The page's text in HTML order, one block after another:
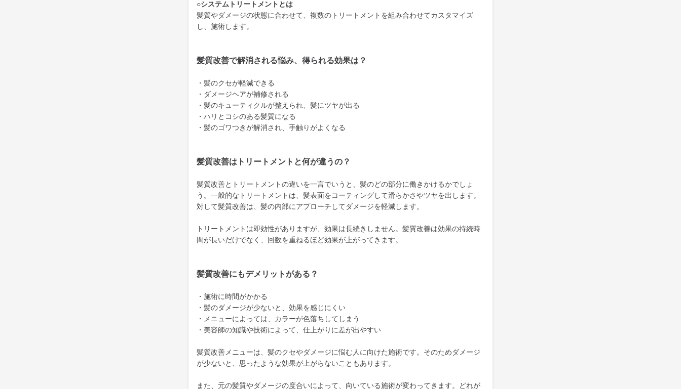
○システムトリートメントとは
髪質やダメージの状態に合わせて、複数のトリートメントを組み合わせてカスタマイズ
し、施術します。
髪質改善で解消される悩み、得られる効果は？
・髪のクセが軽減できる
・ダメージヘアが補修される
・髪のキューティクルが整えられ、髪にツヤが出る
・ハリとコシのある髪質になる
・髪のゴワつきが解消され、手触りがよくなる
髪質改善はトリートメントと何が違うの？
髪質改善とトリートメントの違いを一言でいうと、髪のどの部分に働きかけるかでしょ
う。一般的なトリートメントは、髪表面をコーティングして滑らかさやツヤを出します。
対して髪質改善は、髪の内部にアプローチしてダメージを軽減します。
トリートメントは即効性がありますが、効果は長続きしません。髪質改善は効果の持続時
間が長いだけでなく、回数を重ねるほど効果が上がってきます。
髪質改善にもデメリットがある？
・施術に時間がかかる
・髪のダメージが少ないと、効果を感じにくい
・メニューによっては、カラーが色落ちしてしまう
・美容師の知識や技術によって、仕上がりに差が出やすい
髪質改善メニューは、髪のクセやダメージに悩む人に向けた施術です。そのためダメージ
が少ないと、思ったような効果が上がらないこともあります。
また、元の髪質やダメージの度合いによって、向いている施術が変わってきます。どれが